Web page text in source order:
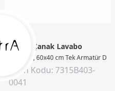
Deliksiz, Clean, Beyaz
Liquid Çanak Lavabo
Yuvarlak, 60x40 cm Tek Armatür
Ürün Kodu: 7315B403-
0041